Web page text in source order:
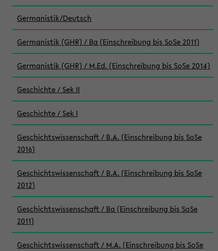
Germanistik/Deutsch
Germanistik (GHR) / Ba (Einschreibung bis SoSe 2011)
Germanistik (GHR) / M.Ed. (Einschreibung bis SoSe 2014)
Geschichte / Sek II
Geschichte / Sek I
Geschichtswissenschaft / B.A. (Einschreibung bis SoSe
2016)
Geschichtswissenschaft / B.A. (Einschreibung bis SoSe
2012)
Geschichtswissenschaft / Ba (Einschreibung bis SoSe
2011)
Geschichtswissenschaft / M.A. (Einschreibung bis SoSe